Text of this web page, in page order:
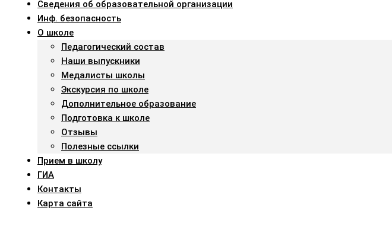
Сведения об образовательной организации
Инф. безопасность
О школе
Педагогический состав
Наши выпускники
Медалисты школы
Экскурсия по школе
Дополнительное образование
Подготовка к школе
Отзывы
Полезные ссылки
Прием в школу
ГИА
Контакты
Карта сайта